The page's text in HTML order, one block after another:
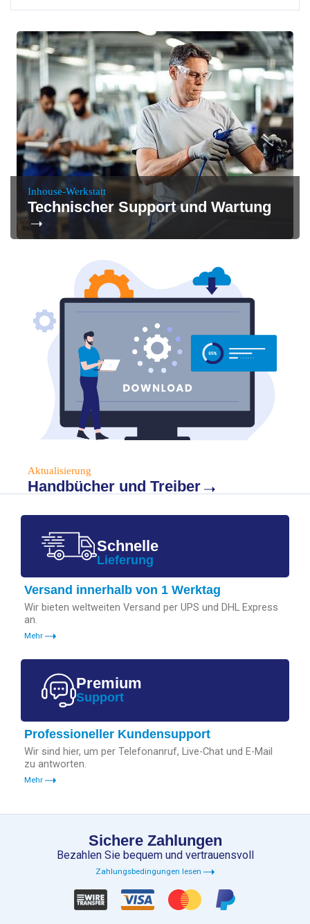
Inhouse-Werkstatt
Technischer Support und Wartung
Aktualisierung
Handbücher und Treiber
Schnelle
Lieferung
Versand innerhalb von 1 Werktag
Wir bieten weltweiten Versand per UPS und DHL Express
an.
Mehr
Premium
Support
Professioneller Kundensupport
Wir sind hier, um per Telefonanruf, Live-Chat und E-Mail
zu antworten.
Mehr
Sichere Zahlungen
Bezahlen Sie bequem und vertrauensvoll
Zahlungsbedingungen lesen